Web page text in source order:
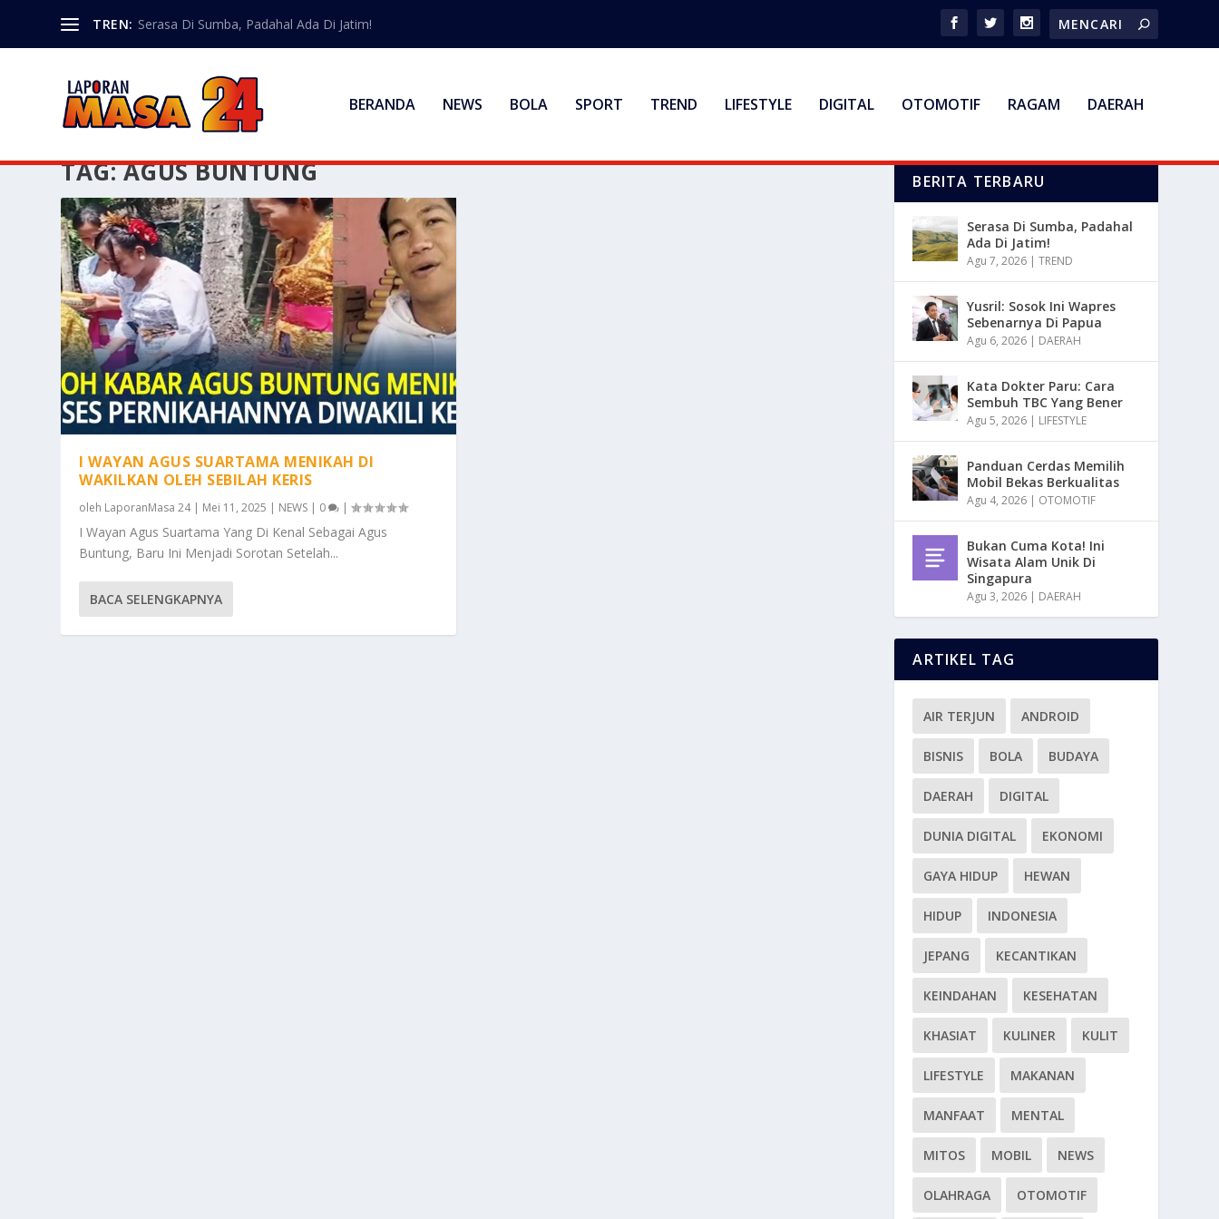
TREN: Serasa Di Sumba, Padahal Ada Di Jatim!
BERANDA NEWS BOLA SPORT TREND LIFESTYLE DIGITAL OTOMOTIF RAGAM DAERAH
TAG:AGUS BUNTUNG
I WAYAN AGUS SUARTAMA MENIKAH DI
WAKILKAN OLEH SEBILAH KERIS
oleh LaporanMasa 24| Mei 11, 2025 NEWS 0 |
I Wayan Agus Suartama Yang Di Kenal Sebagai Agus
Buntung, Baru Ini Menjadi Sorotan Setelah...
BACA SELENGKAPNYA
BERITA TERBARU
Serasa Di Sumba, Padahal
Ada Di Jatim!
Agu 7, 2026 |TREND
Yusril: Sosok Ini Wapres
Sebenarnya Di Papua
Agu 6, 2026 | DAERAH
Kata Dokter Paru: Cara
Sembuh TBC Yang Bener
Agu 5, 2026 | LIFESTYLE
Panduan Cerdas Memilih
Mobil Bekas Berkualitas
Agu 4, 2026 | OTOMOTIF
Bukan Cuma Kota! Ini
Wisata Alam Unik Di
Singapura
Agu 3, 2026 | DAERAH
ARTIKEL TAG
AIR TERJUN ANDROID
BISNIS BOLA BUDAYA
DAERAH DIGITAL
DUNIA DIGITAL EKONOMI
GAYA HIDUP HEWAN
HIDUP INDONESIA
JEPANG KECANTIKAN
KEINDAHAN KESEHATAN
KHASIAT KULINER KULIT
LIFESTYLE MAKANAN
MANFAAT MENTAL
MITOS MOBIL NEWS
OLAHRAGA OTOMOTIF